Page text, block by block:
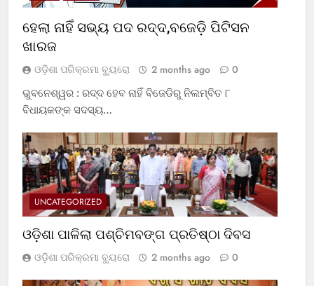
ହେଲା ନାହିଁ ସଭ୍ୟ ପଦ ରଦ୍ଦ,ବଜେଡ଼ି ପିଟିସନ
ଖାରଜ
ଓଡ଼ିଶା ପରିକ୍ରମା ବ୍ୟୁରୋ 2 months ago 0
ଭୁବନେଶ୍ୱର : ରଦ୍ଦ ହେବ ନାହିଁ ବିଜେଡିରୁ ନିଲମ୍ବିତ ୮
ବିଧାୟକଙ୍କ ସଦସ୍ୟ…
UNCATEGORIZED
ଓଡ଼ିଶା ପାଳିଲା ପଶ୍ଚିମବଙ୍ଗ ପ୍ରତିଷ୍ଠା ଦିବସ
ଓଡ଼ିଶା ପରିକ୍ରମା ବ୍ୟୁରୋ 2 months ago 0